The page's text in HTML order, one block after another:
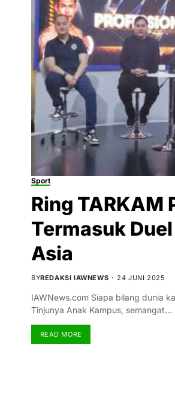
Sport
Ring TARKAM
Termasuk
Asia
BYREDAKSI IAWNEWS 24 JUNI 2025
IAWNews.com Siapa bilang dunia
Tinjunya Anak Kampus, semangat…
READ MORE